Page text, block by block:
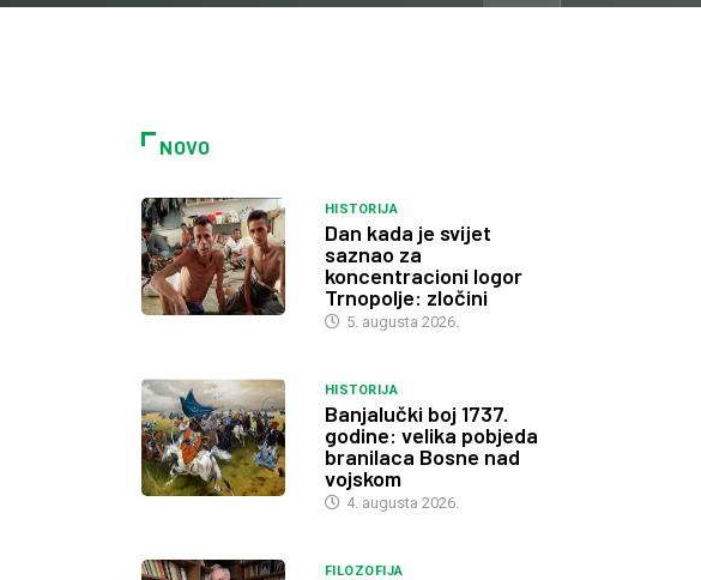
NOVO
HISTORIJA
Dan kada je svijet
saznao za
koncentracioni logor
Trnopolje: zločini
5. augusta 2026.
HISTORIJA
Banjalučki boj 1737.
godine: velika pobjeda
branilaca Bosne nad
vojskom
4. augusta 2026.
FILOZOFIJA